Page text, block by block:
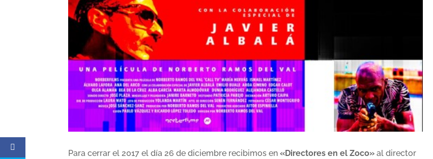
Para cerrar el 2017 el día 26 de diciembre recibimos en «Directores en el Zoco» al director